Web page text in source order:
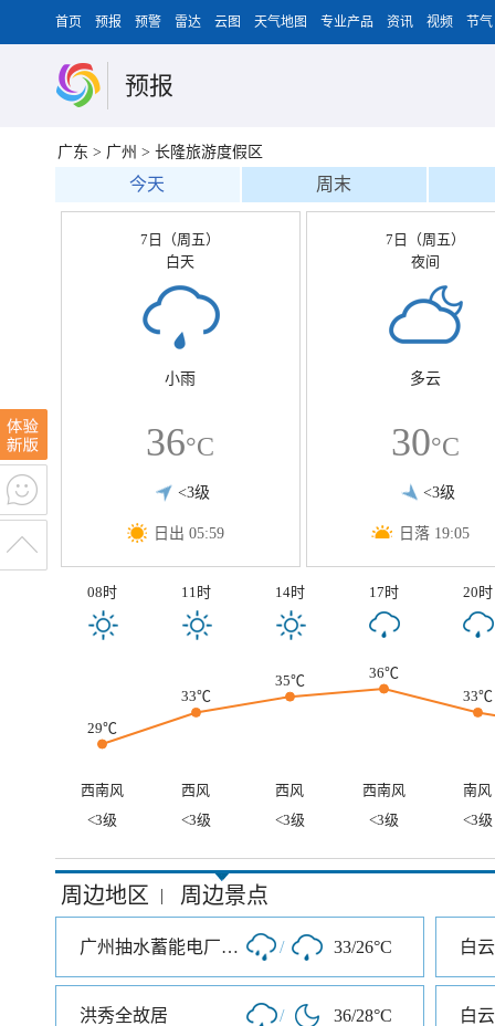
首页 预报 预警 雷达 云图 天气地图 专业产品 资讯 视频 节气
预报
广东 > 广州 > 长隆旅游度假区
今天 周末
7日（周五）
白天
小雨
36°C
<3级
日出 05:59
7日（周五）
夜间
多云
30°C
<3级
日落 19:05
08时 11时 14时 17时 20时
29℃
33℃
35℃
36℃
33℃
西南风 西风 西风 西南风
南风
<3级
<3级 <3级 <3级 <3级
周边地区 | 周边景点
广州抽水蓄能电厂旅游度假区 / 33/26°C 白
洪秀全故居 / 36/28°C 白